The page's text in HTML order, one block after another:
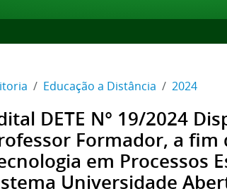
Educação a Distância 2024
DETE N° 19/2024
Formador, a
em Processos
Universidade